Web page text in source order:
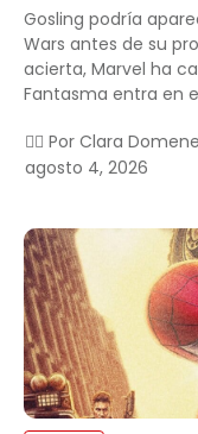
Gosling podría
Wars antes de su
acierta, Marvel ha
Fantasma entra en
✍🏻 Por Clara
agosto 4, 2026